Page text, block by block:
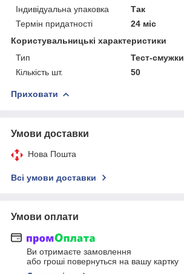
Індивідуальна упаковка
Так
Термін придатності
24 міс
Користувальницькі характеристики
Тип
Тест-смужки
Кількість шт.
50
Приховати
Умови доставки
Нова Пошта
Всі умови доставки
Умови оплати
Ви отримаєте замовлення
або гроші повернуться на вашу картку